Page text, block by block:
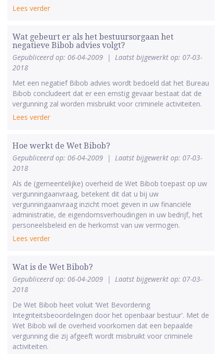
Lees verder
Wat gebeurt er als het bestuursorgaan het
negatieve Bibob advies volgt?
Gepubliceerd op: 06-04-2009 | Laatst bijgewerkt op: 07-03-
2018
Met een negatief Bibob advies wordt bedoeld dat het Bureau
Bibob concludeert dat er een ernstig gevaar bestaat dat de
vergunning zal worden misbruikt voor criminele activiteiten.
Lees verder
Hoe werkt de Wet Bibob?
Gepubliceerd op: 06-04-2009 | Laatst bijgewerkt op: 07-03-
2018
Als de (gemeentelijke) overheid de Wet Bibob toepast op uw
vergunningaanvraag, betekent dit dat u bij uw
vergunningaanvraag inzicht moet geven in uw financiële
administratie, de eigendomsverhoudingen in uw bedrijf, het
personeelsbeleid en de herkomst van uw vermogen.
Lees verder
Wat is de Wet Bibob?
Gepubliceerd op: 06-04-2009 | Laatst bijgewerkt op: 07-03-
2018
De Wet Bibob heet voluit ‘Wet Bevordering
Integriteitsbeoordelingen door het openbaar bestuur'. Met de
Wet Bibob wil de overheid voorkomen dat een bepaalde
vergunning die zij afgeeft wordt misbruikt voor criminele
activiteiten.